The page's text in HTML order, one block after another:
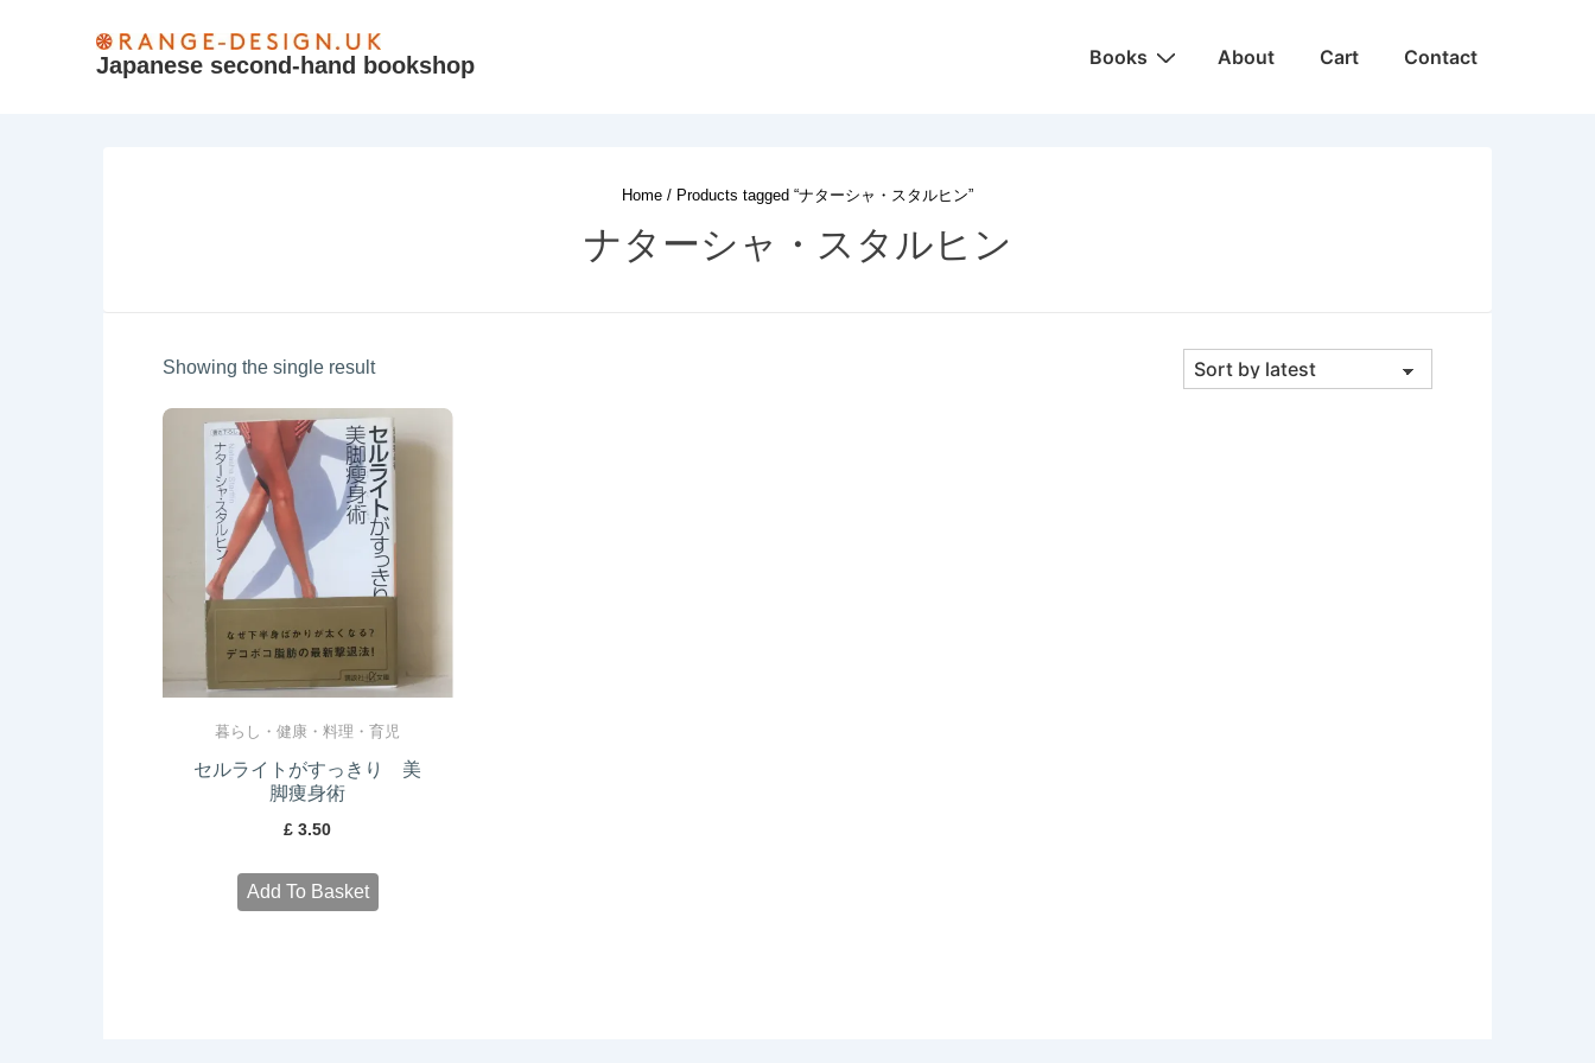
Japanese second-hand bookshop
MainBooks About Cart Contact
Home / Products tagged “ナターシャ・スタルヒン”
ナターシャ・スタルヒン
Showing the single result
暮らし・健康・料理・育児
セルライトがすっきり 美
脚痩身術
£ 3.50
Add To Basket